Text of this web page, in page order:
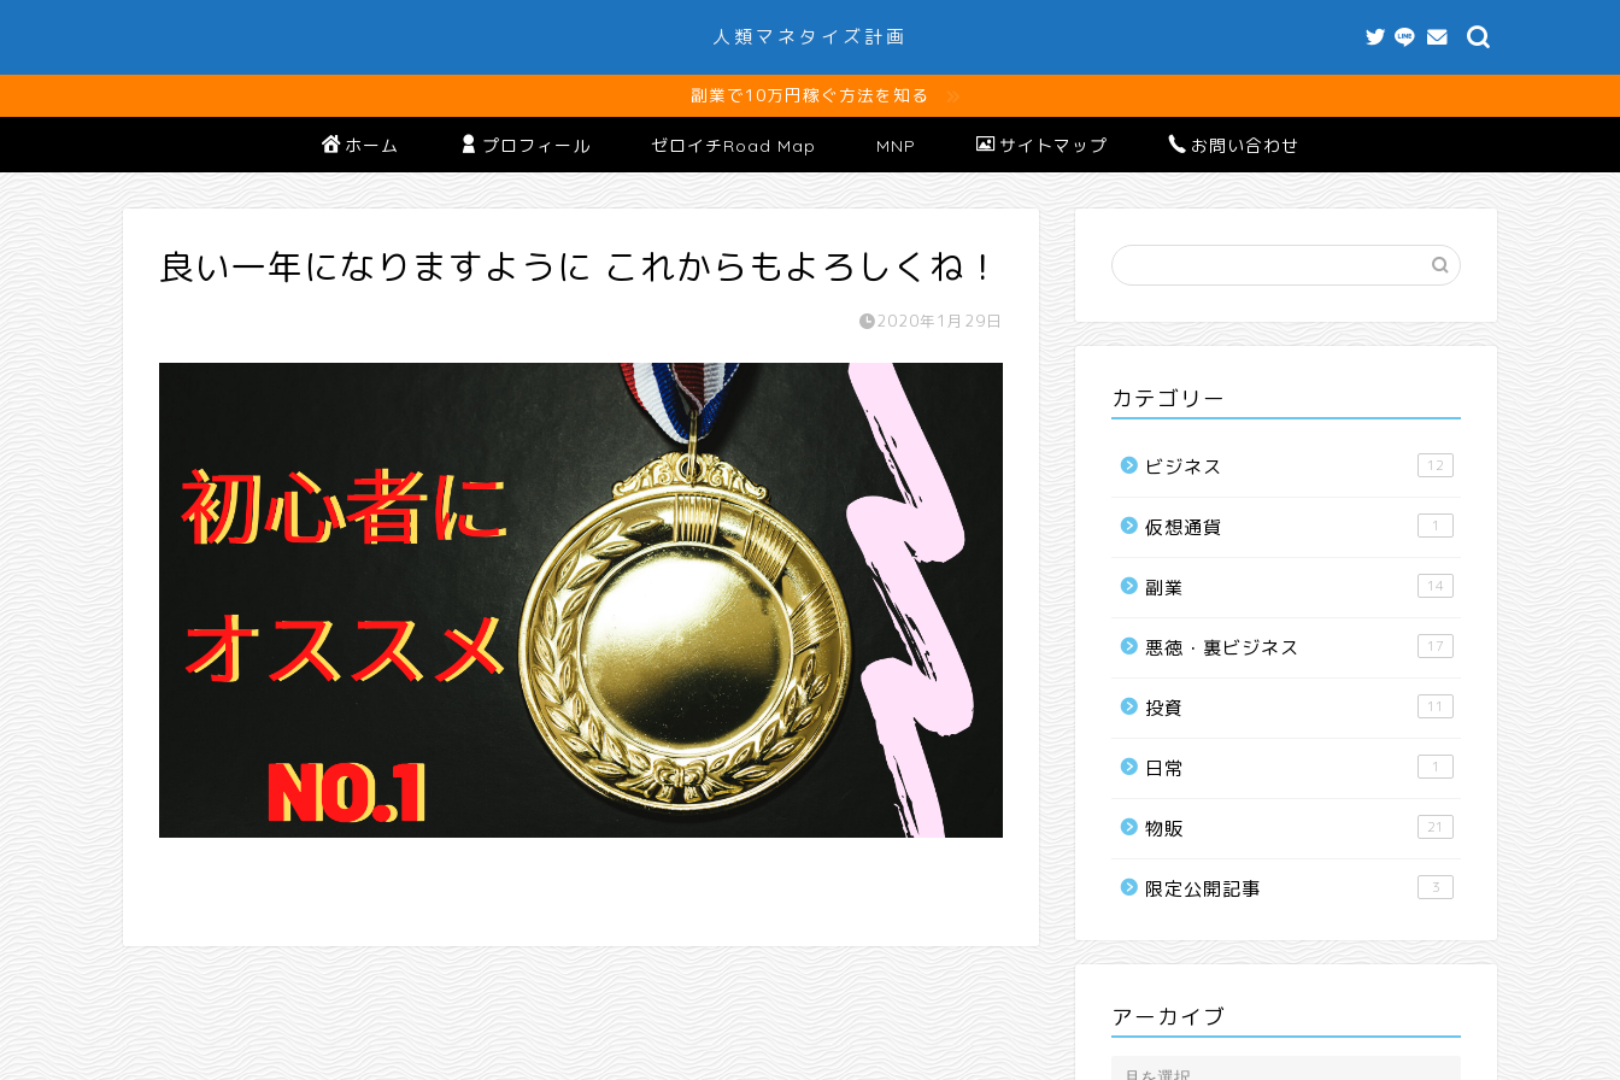
人類マネタイズ計画
副業で10万円稼ぐ方法を知る
ホーム プロフィール ゼロイチRoad Map MNP サイトマップ お問い合わせ
良い一年になりますように これからもよろしくね！
2020年1月29日
カテゴリー
ビジネス 12
仮想通貨 1
副業 14
悪徳・裏ビジネス 17
投資 11
日常 1
物販 21
限定公開記事 3
アーカイブ